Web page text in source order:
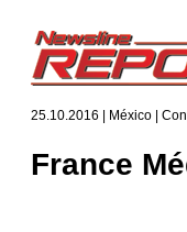
25.10.2016 | México |
France